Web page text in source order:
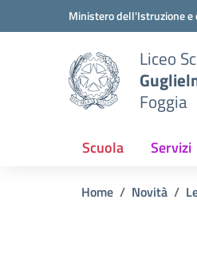
Vai ai contenuti
Vai al menu di navigazione
Ministero dell'Istruzione e
Liceo
Foggia
Scuola Servizi
Home Novità